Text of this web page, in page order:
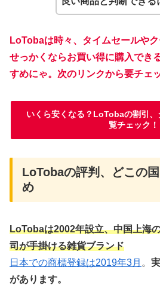
LoTobaは時々、タイムセールやク
せっかくならお買い得に購入でき
すめにゃ。次のリンクから要チェ
いくら安くなる？LoTobaの割引
覧チェック！
LoTobaの評判、どこの
め
LoTobaは2002年設立、中国上海
司が手掛ける雑貨ブランド
日本での商標登録は2019年3月 。
があります。